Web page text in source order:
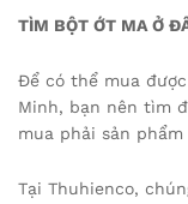
TÌM BỘT ỚT MA Ở
Để có thể mua
Minh, bạn nên tìm
mua phải sản phẩm
Tại Thuhienco,